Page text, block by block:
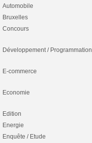
Automobile
Bruxelles
Concours
Développement / Programmation
E-commerce
Economie
Edition
Energie
Enquête / Etude